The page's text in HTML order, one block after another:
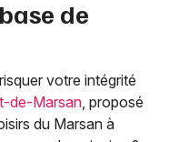
de
votre intégrité
de-Marsan , proposé
du Marsan à